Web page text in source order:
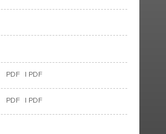
PDF | PDF
PDF | PDF